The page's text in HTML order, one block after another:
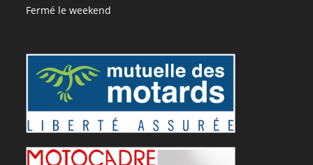
Fermé le weekend